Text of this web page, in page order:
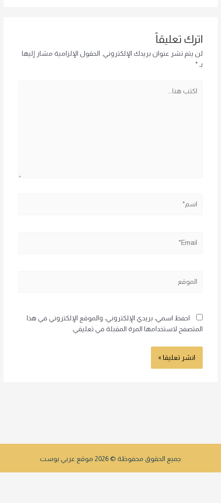
اترك تعليقاً
لن يتم نشر عنوان بريدك الإلكتروني. الحقول الإلزامية مشار إليها
بـ *
احفظ اسمي، بريدي الإلكتروني، والموقع الإلكتروني في هذا
المتصفح لاستخدامها المرة المقبلة في تعليقي.
جميع الحقوق محفوظة © 2026 موقع عربي بوست